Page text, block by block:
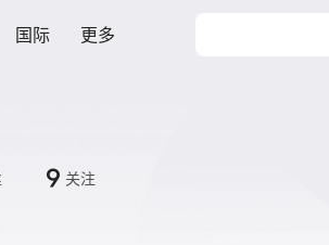
国际 更多
9 关注